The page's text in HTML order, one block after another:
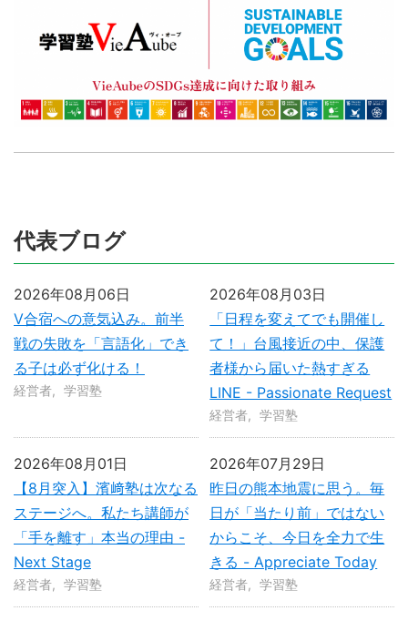
代表ブログ
V合宿への意気込み。前半
戦の失敗を「言語化」でき
る子は必ず化ける！
2026年08月06日
経営者 学習塾
「日程を変えてでも開催し
て！」台風接近の中、保護
者様から届いた熱すぎる
LINE - Passionate Request
2026年08月03日
経営者 学習塾
【8月突入】濱﨑塾は次なる
ステージへ。私たち講師が
「手を離す」本当の理由 -
Next Stage
2026年08月01日
経営者 学習塾
昨日の熊本地震に思う。毎
日が「当たり前」ではない
からこそ、今日を全力で生
きる - Appreciate Today
2026年07月29日
経営者 学習塾